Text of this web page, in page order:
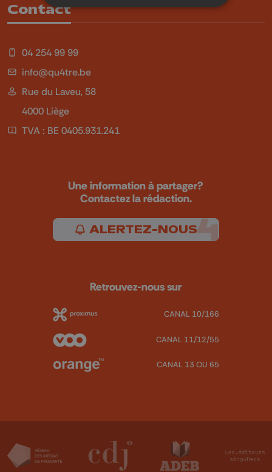
Contact
04 254 99 99
info@qu4tre.be
Rue du Laveu, 58
4000 Liège
TVA : BE 0405.931.241
Une information à partager?
Contactez la rédaction.
ALERTEZ-NOUS
Retrouvez-nous sur
CANAL 10/166
CANAL 11/12/55
CANAL 13 OU 65